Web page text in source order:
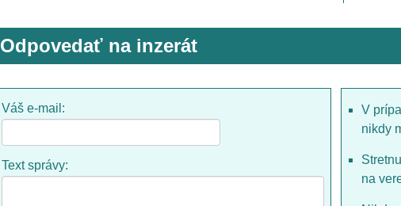
Odpovedať na inzerát
Váš e-mail:
Text správy:
V
nikdy
na